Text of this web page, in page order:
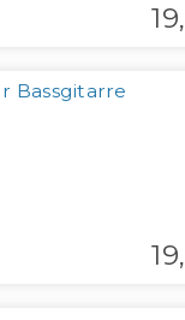
19,
Bassgitarre
19,